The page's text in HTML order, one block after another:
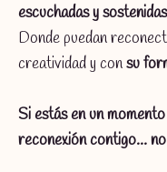
escuchadas y
Donde puedan
creatividad y consu
Si estás en un
reconexión contigo… no